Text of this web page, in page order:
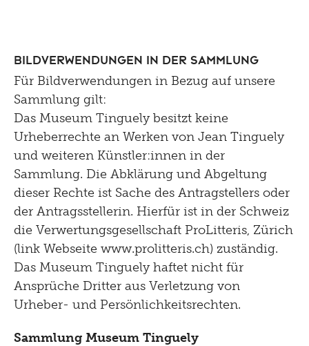
Bildverwendungen in der Sammlung
Für Bildverwendungen in Bezug auf unsere
Sammlung gilt:
Das Museum Tinguely besitzt keine
Urheberrechte an Werken von Jean Tinguely
und weiteren Künstler:innen in der
Sammlung. Die Abklärung und Abgeltung
dieser Rechte ist Sache des Antragstellers oder
der Antragsstellerin. Hierfür ist in der Schweiz
die Verwertungsgesellschaft ProLitteris, Zürich
(link Webseite www.prolitteris.ch) zuständig.
Das Museum Tinguely haftet nicht für
Ansprüche Dritter aus Verletzung von
Urheber- und Persönlichkeitsrechten.
Sammlung Museum Tinguely